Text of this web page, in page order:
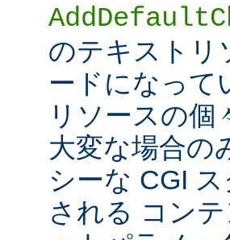
のテキストリ
ードになって
リソースの
大変な場合の
シーな CGI
される コン